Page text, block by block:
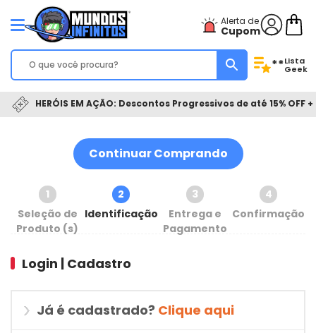
Alerta de
Cupom
**Lista
Geek
HERÓIS EM AÇÃO: Descontos Progressivos de até 15% OFF
Continuar Comprando
1
Seleção de
Produto (s)
2
Identificação
3
Entrega e
Pagamento
4
Confirmação
Login | Cadastro
Já é cadastrado? Clique aqui